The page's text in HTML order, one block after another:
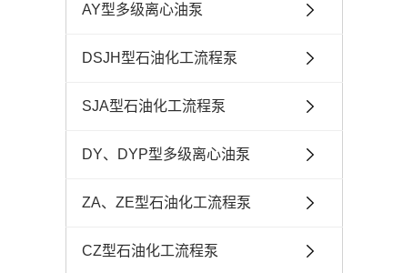
AY型多级离心油泵
DSJH型石油化工流程泵
SJA型石油化工流程泵
DY、DYP型多级离心油泵
ZA、ZE型石油化工流程泵
CZ型石油化工流程泵